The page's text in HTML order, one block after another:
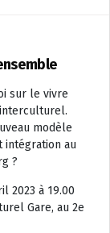
sur le vivre
modèle
intégration au
?
2023 à 19.00
Gare, au 2e